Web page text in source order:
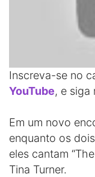
Inscreva-se no
YouTube, e siga
Em um novo
enquanto os
eles cantam
Tina Turner.